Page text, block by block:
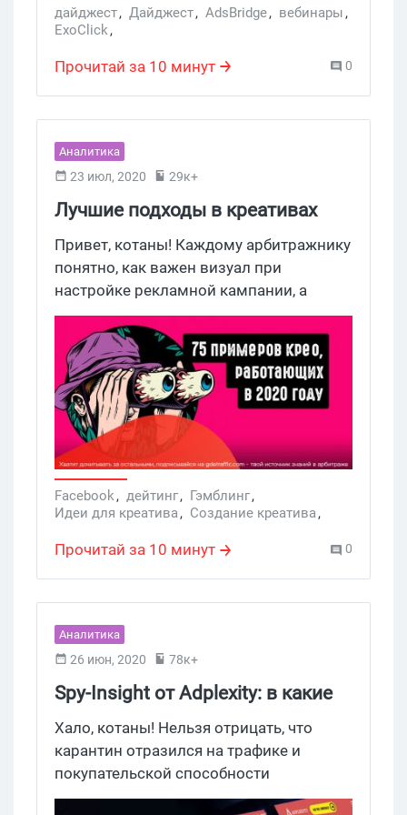
предложить условия на любой вкус. У
вас и так сегодня переизбыток
рекламы, котаны, поэтому мы
озаботились и нашли действительно
крутые предложения за эту неделю и
бережно упаковали в праздничный
черный дайджест. Не будь жадиной,
найдешь себе промик по душе —
дайджест, Дайджест, AdsBridge, вебинары,
ExoClick,
AdPlexity,PropellerAds,Clickadu
Прочитай за 10 минут 0
Аналитика
23 июл, 2020 29к+
Лучшие подходы в креативах
2020. Подборка из 75 примеров
Привет, котаны! Каждому арбитражнику
понятно, как важен визуал при
настройке рекламной кампании, а
иногда грамотный креатив помогает
найти аудиторию без настройки узкого
таргета. Сегодня “Где трафик?” собрал
75 примеров крутого визуала, смотри и
вдохновляйся!
Facebook, дейтинг, Гэмблинг,
Идеи для креатива, Создание креатива,
Facebbok, Adult , Креативы Гемблинг
Прочитай за 10 минут 0
Аналитика
26 июн, 2020 78к+
Spy-Insight от Adplexity: в какие
партнерки льется трафик на
карантине?
Хало, котаны! Нельзя отрицать, что
карантин отразился на трафике и
покупательской способности
пользователей. Нутра стопнулась, а